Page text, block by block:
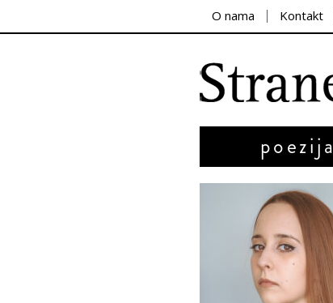
O nama Kontakt
poezija